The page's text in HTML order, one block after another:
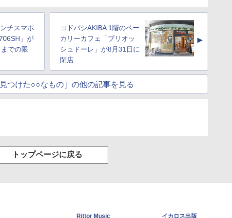
チスマホ
」が
での限
ヨドバシAKIBA 1階のベー
カリーカフェ「ブリオッ
シュドーレ」が8月31日に
閉店
▲
見つけた○○なもの］の他の記事を見る
トップページに戻る
Rittor Music イカロス出版